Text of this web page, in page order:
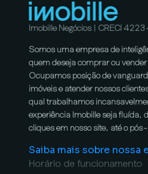
Imobille Negócios | CRECI
Somos uma empresa de
quem deseja comprar ou
Ocupamos posição de
imóveis e atender nossos
qual trabalhamos
experiência Imobille seja fluída,
cliques em nosso site, até o
Saiba mais sobre nossa
Horário de funcionamento